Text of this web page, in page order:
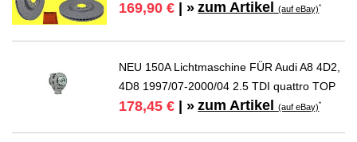
169,90 € | » zum Artikel(auf eBay)*
NEU 150A Lichtmaschine FÜR Audi A8 4D2,
4D8 1997/07-2000/04 2.5 TDI quattro TOP
178,45 € | » zum Artikel(auf eBay)*